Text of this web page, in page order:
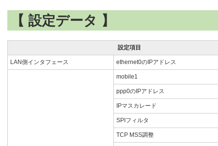
【 設定データ 】
設定項目
LAN側インタフェース ethernet0のIPアドレス
mobile1
ppp0のIPアドレス
IPマスカレード
SPIフィルタ
TCP MSS調整